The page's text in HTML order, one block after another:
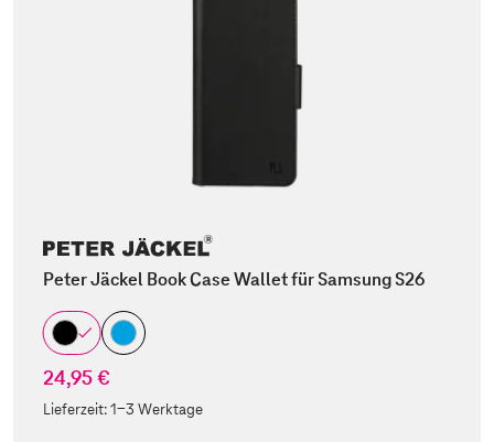
Peter Jäckel Book Case Wallet für Samsung S26
24,95 €
Lieferzeit:1-3 Werktage